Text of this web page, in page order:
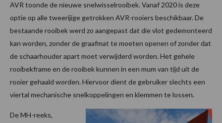
AVR toonde de nieuwe snelwisselrooibek. Vanaf 2020 is deze
optie op alle tweerijige getrokken AVR-rooiers beschikbaar. De
bestaande rooibek werd zo aangepast dat die vlot gedemonteerd
kan worden, zonder de graafmat te moeten openen of zonder dat
de schaarhouder apart moet verwijderd worden. Het gehele
rooibekframe en de rooibek kunnen in een mum van tijd uit de
rooier gehaald worden. Hiervoor dient de gebruiker slechts een
viertal mechanische snelkoppelingen en klemmen te lossen.
De MH-reeks,